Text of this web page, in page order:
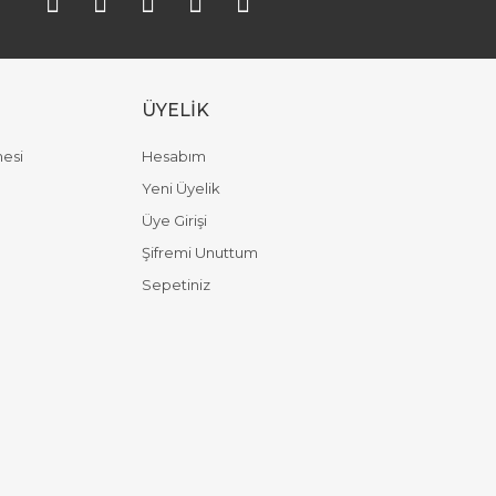
ÜYELİK
Hesabım
Yeni Üyelik
Üye Girişi
Şifremi Unuttum
Sepetiniz